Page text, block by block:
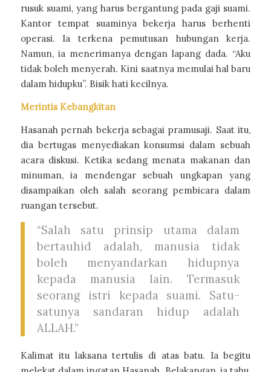
rusuk suami, yang harus bergantung pada gaji suami.
Kantor tempat suaminya bekerja harus berhenti
operasi. Ia terkena pemutusan hubungan kerja.
Namun, ia menerimanya dengan lapang dada. “Aku
tidak boleh menyerah. Kini saatnya memulai hal baru
dalam hidupku”. Bisik hati kecilnya.
Merintis Kebangkitan
Hasanah pernah bekerja sebagai pramusaji. Saat itu,
dia bertugas menyediakan konsumsi dalam sebuah
acara diskusi. Ketika sedang menata makanan dan
minuman, ia mendengar sebuah ungkapan yang
disampaikan oleh salah seorang pembicara dalam
ruangan tersebut.
“Salah satu prinsip utama dalam
bertauhid adalah, manusia tidak
boleh menyandarkan hidupnya
kepada manusia lain. Termasuk
seorang istri kepada suami. Satu-
satunya sandaran hidup adalah
ALLAH.”
Kalimat itu laksana tertulis di atas batu. Ia begitu